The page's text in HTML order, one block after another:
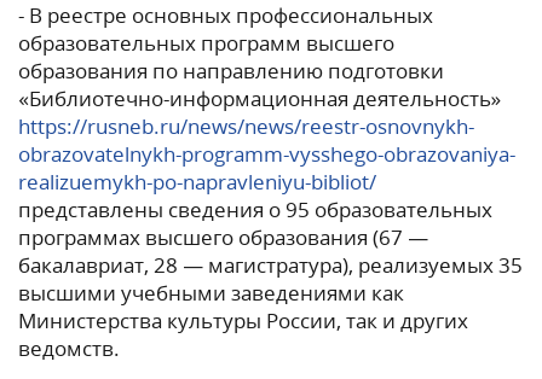
- В реестре основных профессиональных
образовательных программ высшего
образования по направлению подготовки
«Библиотечно-информационная деятельность»
https://rusneb.ru/news/news/reestr-osnovnykh-
obrazovatelnykh-programm-vysshego-obrazovaniya-
realizuemykh-po-napravleniyu-bibliot/
представлены сведения о 95 образовательных
программах высшего образования (67 —
бакалавриат, 28 — магистратура), реализуемых 35
высшими учебными заведениями как
Министерства культуры России, так и других
ведомств.